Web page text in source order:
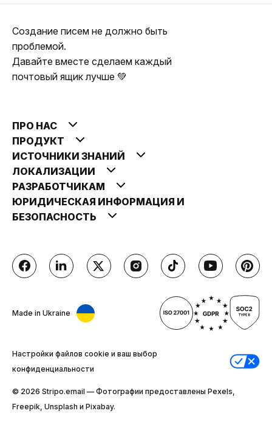
Создание писем не должно быть
проблемой.
Давайте вместе сделаем каждый
почтовый ящик лучше 💚
ПРО НАС
ПРОДУКТ
ИСТОЧНИКИ ЗНАНИЙ
ЛОКАЛИЗАЦИИ
РАЗРАБОТЧИКАМ
ЮРИДИЧЕСКАЯ ИНФОРМАЦИЯ И
БЕЗОПАСНОСТЬ
Made in Ukraine
Настройки файлов cookie и ваш выбор
конфиденциальности
© 2026 Stripо.email — Фотографии предоставлены Pexels,
Freepik, Unsplash и Pixabay.